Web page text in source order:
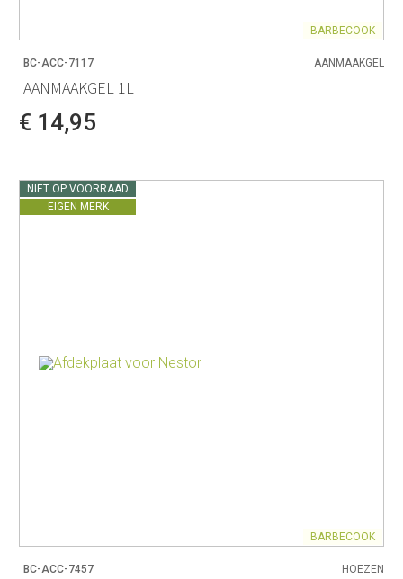
BARBECOOK
BC-ACC-7117 AANMAAKGEL
AANMAAKGEL 1L
€ 14,95
NIET OP VOORRAAD
EIGEN MERK
BARBECOOK
BC-ACC-7457 HOEZEN